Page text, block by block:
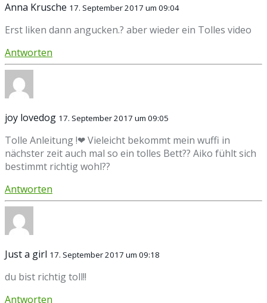
Anna Krusche 17. September 2017 um 09:04
Erst liken dann angucken.? aber wieder ein Tolles video
Antworten
joy lovedog 17. September 2017 um 09:05
Tolle Anleitung !❤ Vieleicht bekommt mein wuffi in
nächster zeit auch mal so ein tolles Bett?? Aiko fühlt sich
bestimmt richtig wohl??
Antworten
Just a girl 17. September 2017 um 09:18
du bist richtig toll!!
Antworten